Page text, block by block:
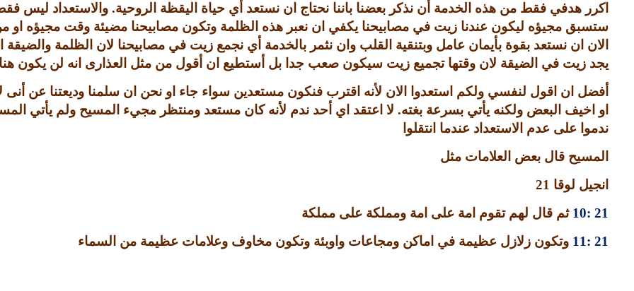
اكرر هدفي فقط من هذه الخدمة أن نذكر بعضنا باننا نحتاج ان نستعد أي حياة اليقظة الروحية. والاستعداد ليس
ستسبق مجيؤه ليكون عندنا زيت في مصابيحنا يكفي ان نعبر هذه الظلمة وتكون مصابيحنا مضيئة وقت مجيؤه
الان ان نستعد بقوة بأيمان عامل وبتنقية القلب وان نثمر بالخدمة أي نجمع زيت في مصابيحنا لان الظلمة
يجد زيت في الضيقة لان وقتها تجميع زيت سيكون صعب جدا بل أستطيع ان أقول من مثل العذارى انه لن يكون
أفضل ان اقول لنفسي ولكم استعدوا الان لأنه اقترب فنكون مستعدين سواء جاء او نحن ان سلمنا وديعتنا عن أنى
او اخيف البعض ولكنه يأتي بسرعة بغته. لا اعتقد اي أحد ندم لأنه كان مستعد ومنتظر مجيء المسيح ولم يأتي
ندموا على عدم الاستعداد عندما انتقلوا
المسيح قال بعض العلامات مثل
انجيل لوقا 21
21 :10
ثم قال لهم تقوم امة على امة ومملكة على مملكة
21 :11
وتكون زلازل عظيمة في اماكن ومجاعات واوبئة وتكون مخاوف وعلامات عظيمة من السماء